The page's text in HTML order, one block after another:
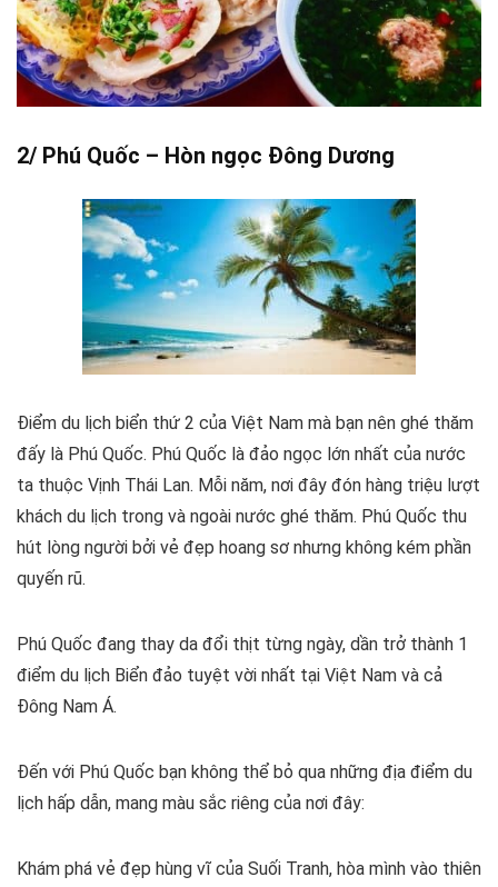
2/ Phú Quốc – Hòn ngọc Đông Dương
Điểm du lịch biển thứ 2 của Việt Nam mà bạn nên ghé thăm
đấy là Phú Quốc. Phú Quốc là đảo ngọc lớn nhất của nước
ta thuộc Vịnh Thái Lan. Mỗi năm, nơi đây đón hàng triệu lượt
khách du lịch trong và ngoài nước ghé thăm. Phú Quốc thu
hút lòng người bởi vẻ đẹp hoang sơ nhưng không kém phần
quyến rũ.
Phú Quốc đang thay da đổi thịt từng ngày, dần trở thành 1
điểm du lịch Biển đảo tuyệt vời nhất tại Việt Nam và cả
Đông Nam Á.
Đến với Phú Quốc bạn không thể bỏ qua những địa điểm du
lịch hấp dẫn, mang màu sắc riêng của nơi đây:
Khám phá vẻ đẹp hùng vĩ của Suối Tranh, hòa mình vào thiên